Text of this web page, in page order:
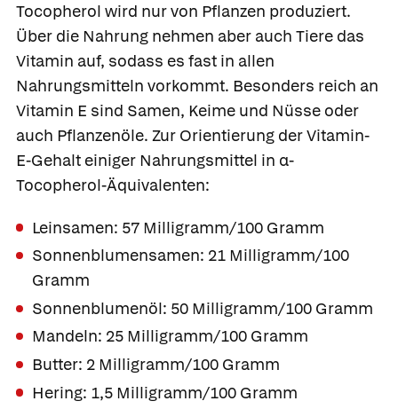
Tocopherol wird nur von Pflanzen produziert.
Über die Nahrung nehmen aber auch Tiere das
Vitamin auf, sodass es fast in allen
Nahrungsmitteln vorkommt. Besonders reich an
Vitamin E sind Samen, Keime und Nüsse oder
auch Pflanzenöle. Zur Orientierung der Vitamin-
E-Gehalt einiger Nahrungsmittel in α-
Tocopherol-Äquivalenten:
Leinsamen: 57 Milligramm/100 Gramm
Sonnenblumensamen: 21 Milligramm/100
Gramm
Sonnenblumenöl: 50 Milligramm/100 Gramm
Mandeln: 25 Milligramm/100 Gramm
Butter: 2 Milligramm/100 Gramm
Hering: 1,5 Milligramm/100 Gramm